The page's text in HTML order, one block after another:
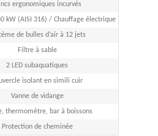
ergonomiques incurvés
kW (AISI 316) / Chauffage électrique
de bulles d’air à 12 jets
Filtre à sable
2 LED subaquatiques
isolant en simili cuir
Vanne de vidange
thermomètre, bar à boissons
Protection de cheminée